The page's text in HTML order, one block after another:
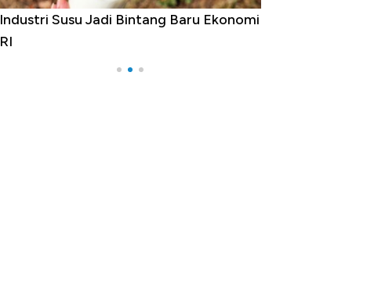
5 Raja Ekonomi Indonesia: Maaf, Gak
Ada Jawa!